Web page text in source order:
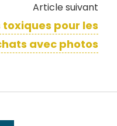
Article suivant
pour les
avec photos